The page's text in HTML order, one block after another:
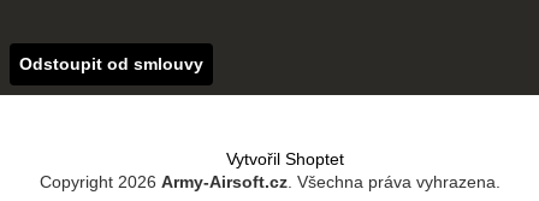
Odstoupit od smlouvy
Vytvořil Shoptet
Copyright 2026 Army-Airsoft.cz. Všechna práva vyhrazena.